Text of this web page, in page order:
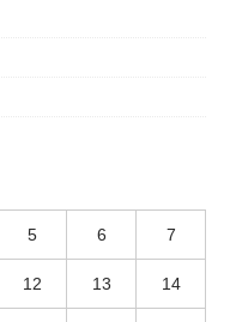
5 6 7
12 13 14